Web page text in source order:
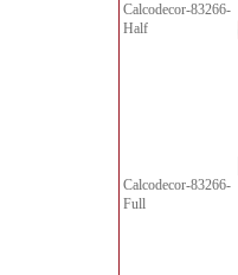
Calcodecor-83266-
Half
Calcodecor-83266-
Full